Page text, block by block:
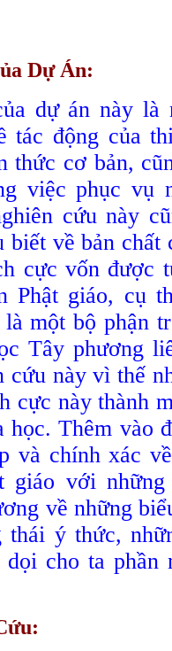
Dự Án:
dự án này là
tác động của
thức cơ bản,
việc phục vụ
cứu này
biết về bản chất
cực vốn được
Phật giáo, cụ
là một bộ phận
Tây phương
cứu này vì thế
cực này thành
học.Thêm vào
và chính xác về
giáo với những
về những
thái ý thức,
dọi cho ta phần